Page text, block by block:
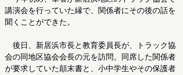
講演会を行っていた縁で、関係者にその後の話を
聞くことができた。
後日、新居浜市長と教育委員長が、トラック協
会の同地区協会会長の元を訪問。同席した関係者
が要求していた顛末書と、小中学生やその保護者